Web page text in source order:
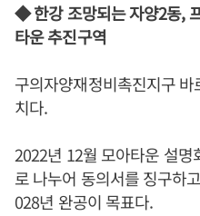
◆ 한강 조망되는 자양2동,
타운 추진구역
구의자양재정비촉진지구
치다.
2022년 12월 모아타운 설
로 나누어 동의서를 징구하
028년 완공이 목표다.